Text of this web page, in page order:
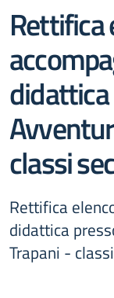
Rettifica
classi
Rettifica
didattica
Trapani -